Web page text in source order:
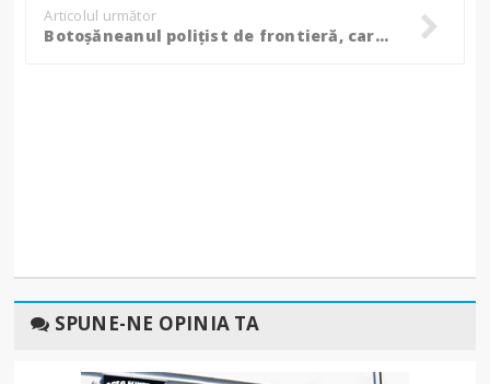
Articolul următor
Botoșăneanul polițist de frontieră, care participă la EURO 2026 la minifotbal! (Foto)
SPUNE-NE OPINIA TA